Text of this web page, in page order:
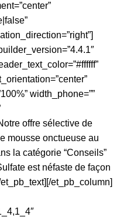
width_phone=””
offre sélective de
mousse onctueuse au
la catégorie “Conseils”
est néfaste de façon
et_pb_column]